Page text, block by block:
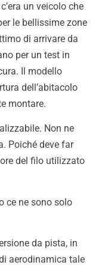
un veicolo che
le bellissime zone
di arrivare da
per un test in
Il modello
dell’abitacolo
montare.
Non ne
Poiché deve far
del filo utilizzato
ce ne sono solo
da pista, in
aerodinamica tale